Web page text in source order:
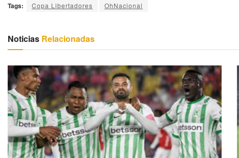
Tags: Copa Libertadores OhNacional
Noticias Relacionadas